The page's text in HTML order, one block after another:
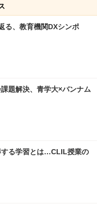
る、教育機関DXシンポ
題解決、青学大×バンナム
する学習とは…CLIL授業の